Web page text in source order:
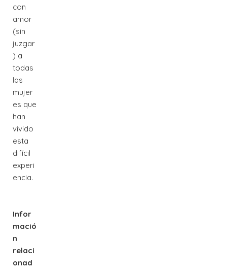
con
amor
(sin
juzgar
) a
todas
las
mujer
es que
han
vivido
esta
difícil
experi
encia.
Infor
mació
n
relaci
onad